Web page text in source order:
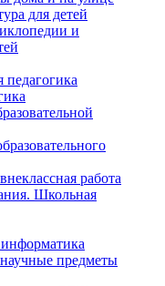
для детей
и
работа
Школьная
предметы